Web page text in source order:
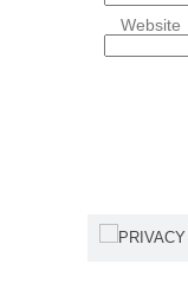
Website
PRIVACY